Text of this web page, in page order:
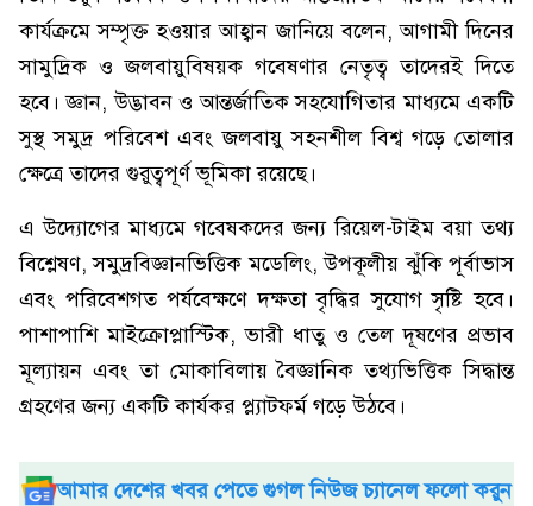
কার্যক্রমে সম্পৃক্ত হওয়ার আহ্বান জানিয়ে বলেন, আগামী দিনের
সামুদ্রিক ও জলবায়ুবিষয়ক গবেষণার নেতৃত্ব তাদেরই দিতে
হবে। জ্ঞান, উদ্ভাবন ও আন্তর্জাতিক সহযোগিতার মাধ্যমে একটি
সুস্থ সমুদ্র পরিবেশ এবং জলবায়ু সহনশীল বিশ্ব গড়ে তোলার
ক্ষেত্রে তাদের গুরুত্বপূর্ণ ভূমিকা রয়েছে।
এ উদ্যোগের মাধ্যমে গবেষকদের জন্য রিয়েল-টাইম বয়া তথ্য
বিশ্লেষণ, সমুদ্রবিজ্ঞানভিত্তিক মডেলিং, উপকূলীয় ঝুঁকি পূর্বাভাস
এবং পরিবেশগত পর্যবেক্ষণে দক্ষতা বৃদ্ধির সুযোগ সৃষ্টি হবে।
পাশাপাশি মাইক্রোপ্লাস্টিক, ভারী ধাতু ও তেল দূষণের প্রভাব
মূল্যায়ন এবং তা মোকাবিলায় বৈজ্ঞানিক তথ্যভিত্তিক সিদ্ধান্ত
গ্রহণের জন্য একটি কার্যকর প্ল্যাটফর্ম গড়ে উঠবে।
আমার দেশের খবর পেতে গুগল নিউজ চ্যানেল ফলো করুন